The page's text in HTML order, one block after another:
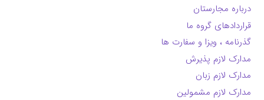
درباره مجارستان
قراردادهای گروه ما
گذرنامه ، ویزا و سفارت ها
مدارک لازم پذیرش
مدارک لازم زبان
مدارک لازم مشمولین